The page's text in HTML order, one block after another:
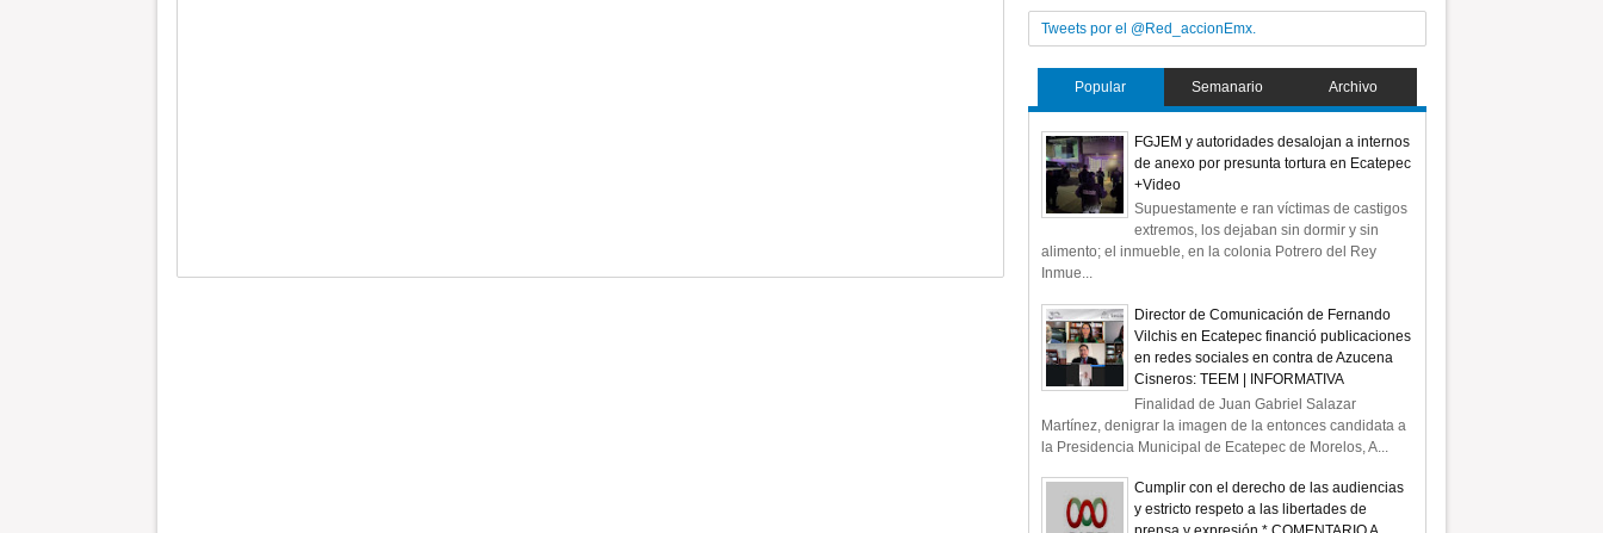
Tweets por el @Red_accionEmx.
Popular Semanario Archivo
FGJEM y autoridades desalojan a internos
de anexo por presunta tortura en Ecatepec
+Video
Supuestamente e ran víctimas de castigos
extremos, los dejaban sin dormir y sin
alimento; el inmueble, en la colonia Potrero del Rey
Inmue...
Director de Comunicación de Fernando
Vilchis en Ecatepec financió publicaciones
en redes sociales en contra de Azucena
Cisneros: TEEM | INFORMATIVA
Finalidad de Juan Gabriel Salazar
Martínez, denigrar la imagen de la entonces candidata a
la Presidencia Municipal de Ecatepec de Morelos, A...
Cumplir con el derecho de las audiencias
y estricto respeto a las libertades de